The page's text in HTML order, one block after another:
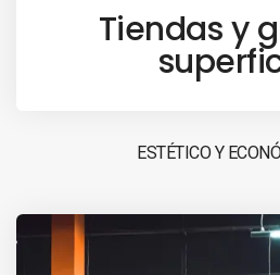
Tiendas y
ESTÉTICO Y